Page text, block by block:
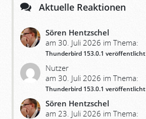
Aktuelle Reaktionen
Sören Hentzschel
am 30. Juli 2026 im Thema:
Thunderbird 153.0.1 veröffentlicht
Nutzer
am 30. Juli 2026 im Thema:
Thunderbird 153.0.1 veröffentlicht
Sören Hentzschel
am 23. Juli 2026 im Thema: